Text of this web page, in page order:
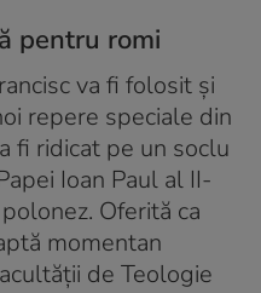
pentru romi
va fi folosit și
repere speciale din
fi ridicat pe un soclu
Ioan Paul al II-
Oferită ca
momentan
de Teologie